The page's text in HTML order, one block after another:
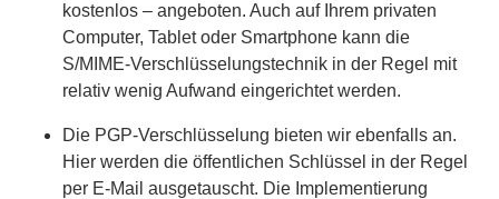
kostenlos – angeboten. Auch auf Ihrem privaten
Computer, Tablet oder Smartphone kann die
S/MIME-Verschlüsselungstechnik in der Regel mit
relativ wenig Aufwand eingerichtet werden.
Die PGP-Verschlüsselung bieten wir ebenfalls an.
Hier werden die öffentlichen Schlüssel in der Regel
per E-Mail ausgetauscht. Die Implementierung